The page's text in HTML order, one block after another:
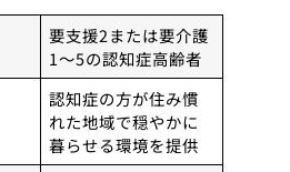
要支援2または要介護
1〜5の認知症高齢者
認知症の方が住み慣
れた地域で穏やかに
暮らせる環境を提供